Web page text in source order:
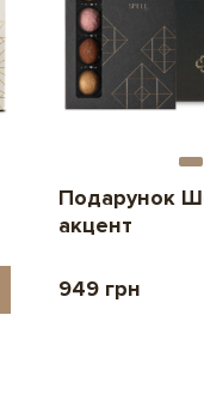
Подарунок
акцент
949 грн